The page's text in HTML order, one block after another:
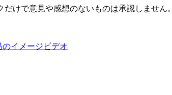
けで意見や感想のないものは承認しません。
イメージビデオ